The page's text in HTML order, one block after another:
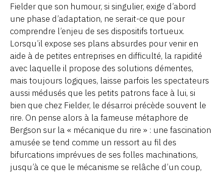
Fielder que son humour, si singulier, exige d’abord
une phase d’adaptation, ne serait-ce que pour
comprendre l’enjeu de ses dispositifs tortueux.
Lorsqu’il expose ses plans absurdes pour venir en
aide à de petites entreprises en difficulté, la rapidité
avec laquelle il propose des solutions démentes,
mais toujours logiques, laisse parfois les spectateurs
aussi médusés que les petits patrons face à lui, si
bien que chez Fielder, le désarroi précède souvent le
rire. On pense alors à la fameuse métaphore de
Bergson sur la « mécanique du rire » : une fascination
amusée se tend comme un ressort au fil des
bifurcations imprévues de ses folles machinations,
jusqu’à ce que le mécanisme se relâche d’un coup,